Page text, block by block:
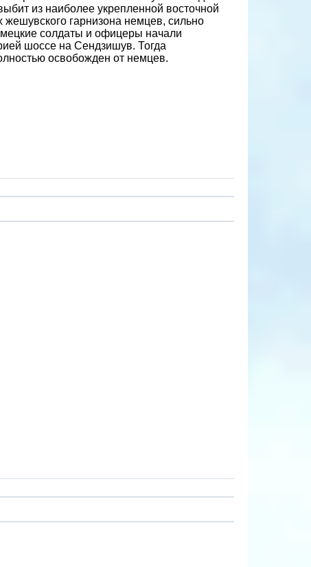
из наиболее укрепленной восточной
жешувского гарнизона немцев, сильно
солдаты и офицеры начали
шоссе на Сендзишув. Тогда
освобожден от немцев.